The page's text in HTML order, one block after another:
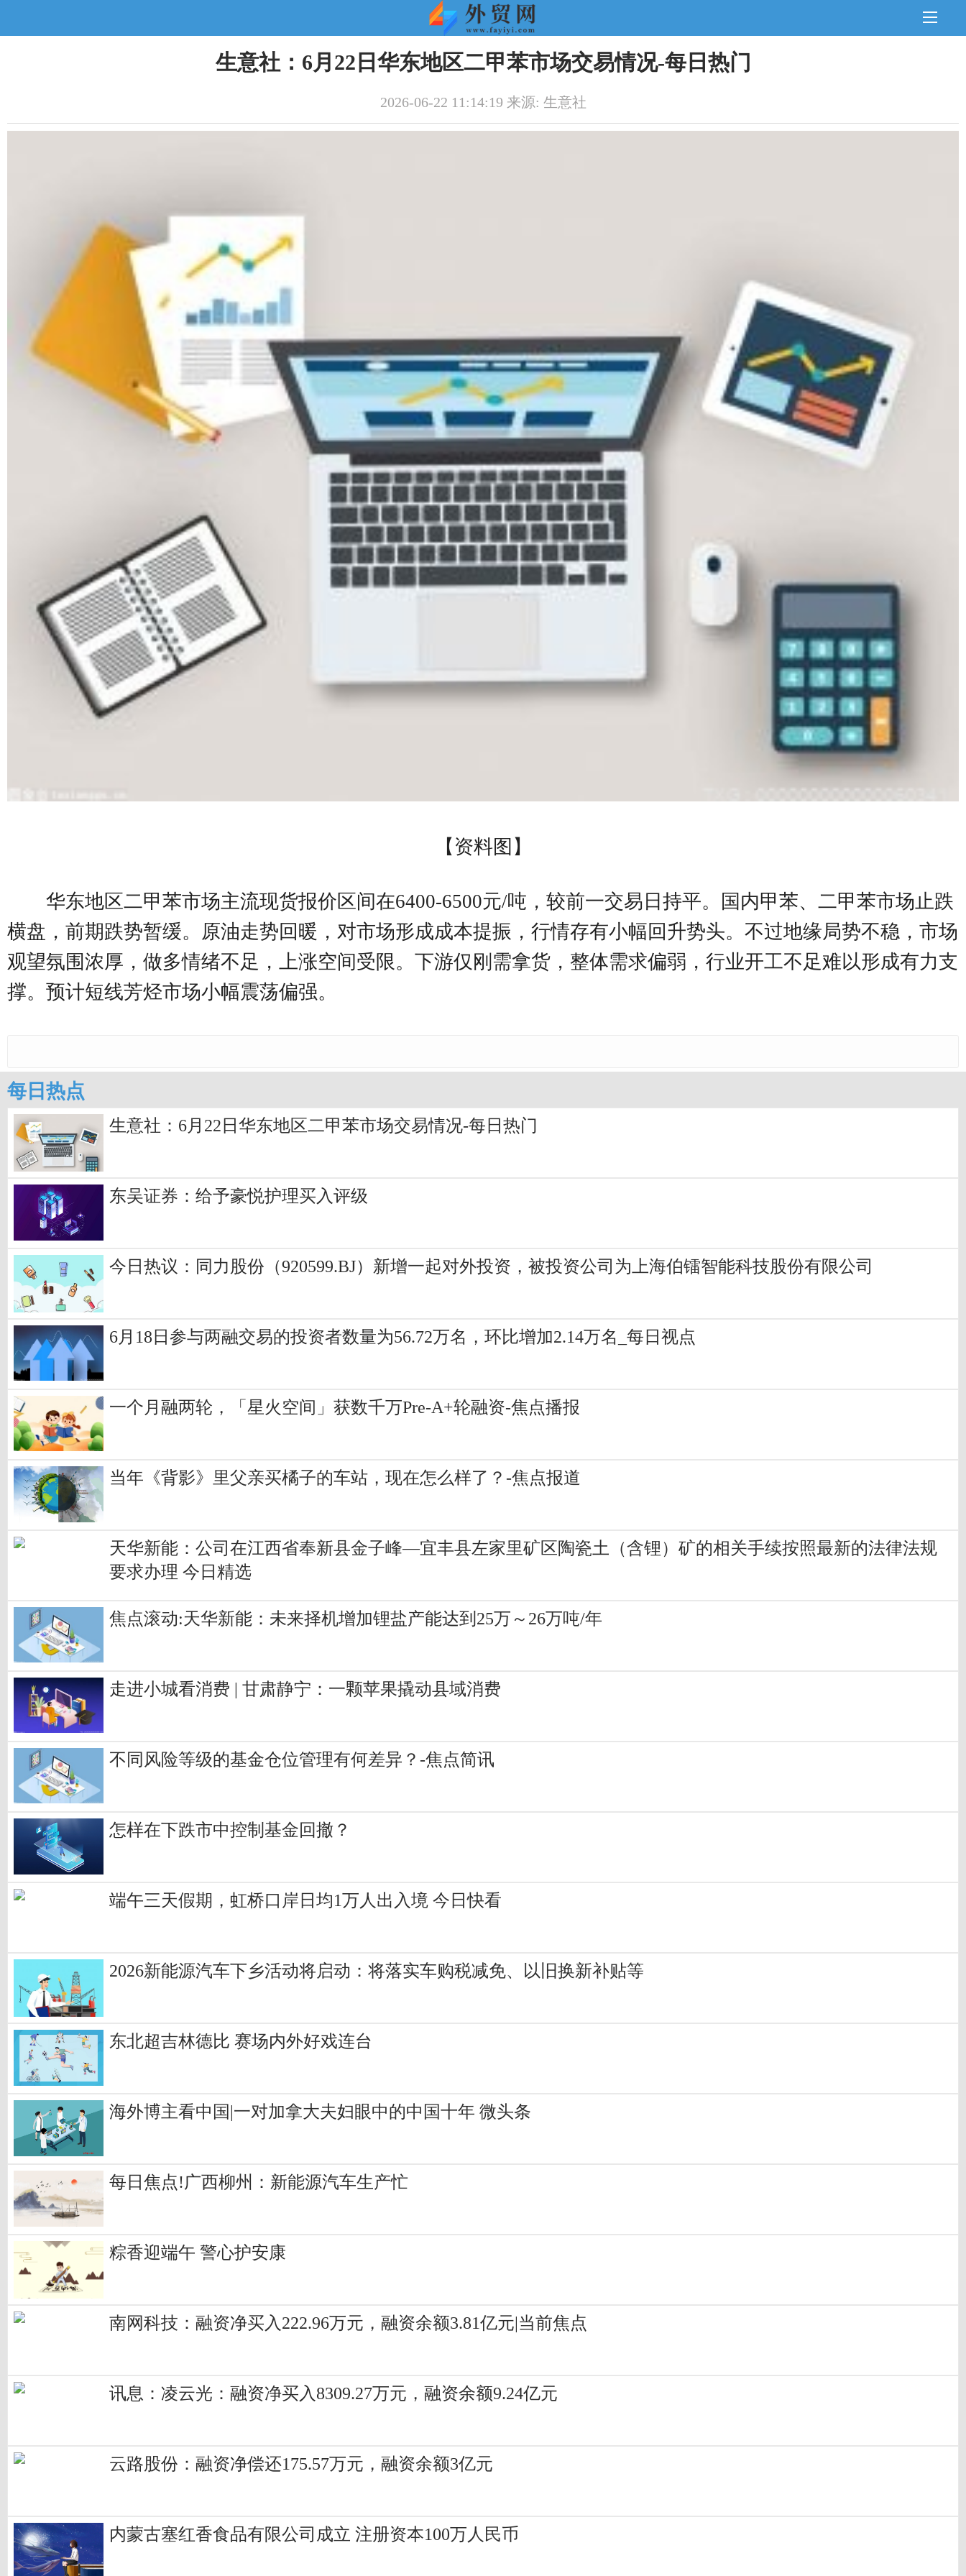
生意社：6月22日华东地区二甲苯市场交易情况-每日热门
2026-06-22 11:14:19 来源: 生意社
【资料图】
华东地区二甲苯市场主流现货报价区间在6400-6500元/吨，较前一交易日持平。国内甲苯、二甲苯市场止跌
横盘，前期跌势暂缓。原油走势回暖，对市场形成成本提振，行情存有小幅回升势头。不过地缘局势不稳，市场
观望氛围浓厚，做多情绪不足，上涨空间受限。下游仅刚需拿货，整体需求偏弱，行业开工不足难以形成有力支
撑。预计短线芳烃市场小幅震荡偏强。
每日热点
生意社：6月22日华东地区二甲苯市场交易情况-每日热门
东吴证券：给予豪悦护理买入评级
今日热议：同力股份（920599.BJ）新增一起对外投资，被投资公司为上海伯镭智能科技股份有限公司
6月18日参与两融交易的投资者数量为56.72万名，环比增加2.14万名_每日视点
一个月融两轮，「星火空间」获数千万Pre-A+轮融资-焦点播报
当年《背影》里父亲买橘子的车站，现在怎么样了？-焦点报道
天华新能：公司在江西省奉新县金子峰—宜丰县左家里矿区陶瓷土（含锂）矿的相关手续按照最新的法律法规
要求办理 今日精选
焦点滚动:天华新能：未来择机增加锂盐产能达到25万～26万吨/年
走进小城看消费 | 甘肃静宁：一颗苹果撬动县域消费
不同风险等级的基金仓位管理有何差异？-焦点简讯
怎样在下跌市中控制基金回撤？
端午三天假期，虹桥口岸日均1万人出入境 今日快看
2026新能源汽车下乡活动将启动：将落实车购税减免、以旧换新补贴等
东北超吉林德比 赛场内外好戏连台
海外博主看中国|一对加拿大夫妇眼中的中国十年 微头条
每日焦点!广西柳州：新能源汽车生产忙
粽香迎端午 警心护安康
南网科技：融资净买入222.96万元，融资余额3.81亿元|当前焦点
讯息：凌云光：融资净买入8309.27万元，融资余额9.24亿元
云路股份：融资净偿还175.57万元，融资余额3亿元
内蒙古塞红香食品有限公司成立 注册资本100万人民币